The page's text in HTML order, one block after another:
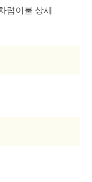
렵이불 상세